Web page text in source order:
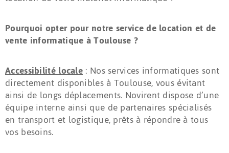
Pourquoi opter pour notre service de location et de
vente informatique à Toulouse ?
Accessibilité locale: Nos services informatiques sont
directement disponibles à Toulouse, vous évitant
ainsi de longs déplacements. Novirent dispose d’une
équipe interne ainsi que de partenaires spécialisés
en transport et logistique, prêts à répondre à tous
vos besoins.